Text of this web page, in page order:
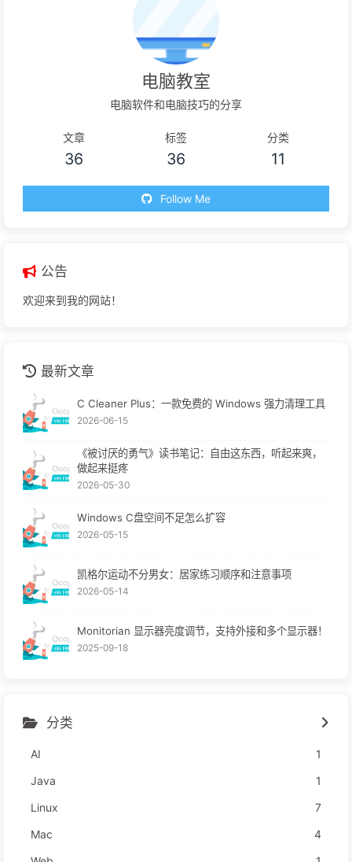
电脑教室
电脑软件和电脑技巧的分享
文章
36
标签
36
分类
11
Follow Me
公告
欢迎来到我的网站！
最新文章
C Cleaner Plus：一款免费的 Windows 强力清理工具
2026-06-15
《被讨厌的勇气》读书笔记：自由这东西，听起来爽，
做起来挺疼
2026-05-30
Windows C盘空间不足怎么扩容
2026-05-15
凯格尔运动不分男女：居家练习顺序和注意事项
2026-05-14
Monitorian 显示器亮度调节，支持外接和多个显示器！
2025-09-18
分类
AI
1
Java
1
Linux
7
Mac
4